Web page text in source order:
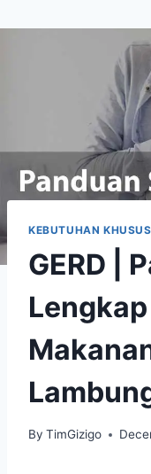
KEBUTUHAN KHUSUS
GERD |
By TimGizigo